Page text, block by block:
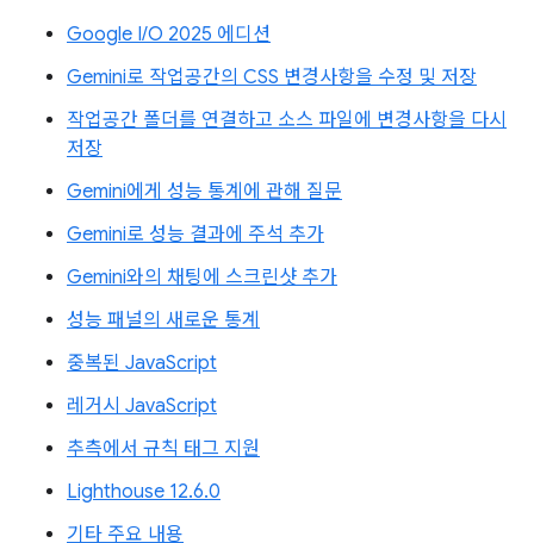
Google I/O 2025 에디션
Gemini로 작업공간의 CSS 변경사항을 수정 및 저장
작업공간 폴더를 연결하고 소스 파일에 변경사항을 다시
저장
Gemini에게 성능 통계에 관해 질문
Gemini로 성능 결과에 주석 추가
Gemini와의 채팅에 스크린샷 추가
성능 패널의 새로운 통계
중복된 JavaScript
레거시 JavaScript
추측에서 규칙 태그 지원
Lighthouse 12.6.0
기타 주요 내용